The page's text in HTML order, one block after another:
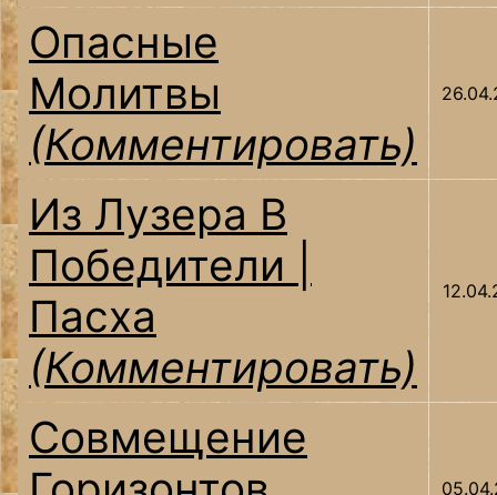
Опасные
Молитвы
(Комментировать)
Из Лузера В
Победители |
Пасха
(Комментировать)
Совмещение